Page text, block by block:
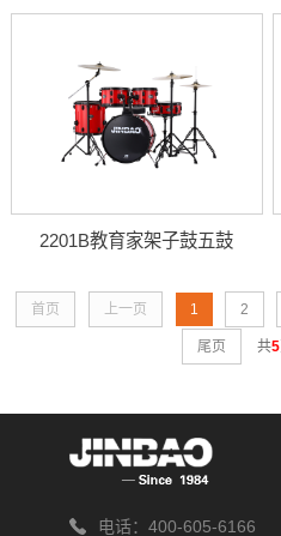
2201B教育家架子鼓五鼓
首页 上一页 1 2
尾页 共5
电话：400-605-6166